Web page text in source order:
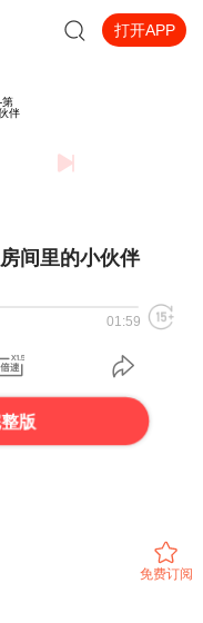
打开APP
间里的小伙伴
01:59
版
免费订阅